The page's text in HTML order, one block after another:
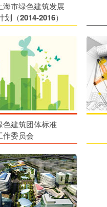
海市绿色建筑发展
（2014-2016）
色建筑团体标准
作委员会